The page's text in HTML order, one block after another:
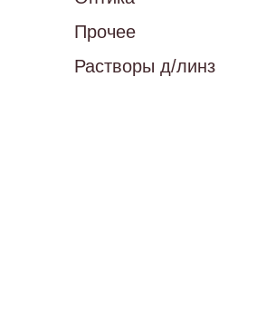
Прочее
Растворы д/линз